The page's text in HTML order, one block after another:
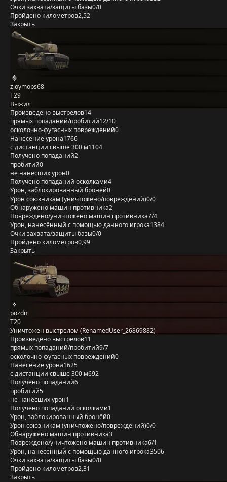
Очки захвата/защиты базы0/0
Пройдено километров2,52
Закрыть
zloymops68
T29
Выжил
Произведено выстрелов14
прямых попаданий/пробитий12/10
осколочно-фугасных повреждений0
Нанесение урона1766
с дистанции свыше 300 м1104
Получено попаданий2
пробитий0
не нанёсших урон0
Получено попаданий осколками4
Урон, заблокированный бронёй0
Урон союзникам (уничтожено/повреждений)0/0
Обнаружено машин противника2
Повреждено/уничтожено машин противника7/4
Урон, нанесённый с помощью данного игрока1384
Очки захвата/защиты базы0/0
Пройдено километров0,99
Закрыть
pozdni
T20
Уничтожен выстрелом (RenamedUser_26869882)
Произведено выстрелов11
прямых попаданий/пробитий9/7
осколочно-фугасных повреждений0
Нанесение урона1625
с дистанции свыше 300 м692
Получено попаданий6
пробитий5
не нанёсших урон1
Получено попаданий осколками1
Урон, заблокированный бронёй0
Урон союзникам (уничтожено/повреждений)0/0
Обнаружено машин противника3
Повреждено/уничтожено машин противника6/1
Урон, нанесённый с помощью данного игрока3506
Очки захвата/защиты базы0/0
Пройдено километров2,31
Закрыть